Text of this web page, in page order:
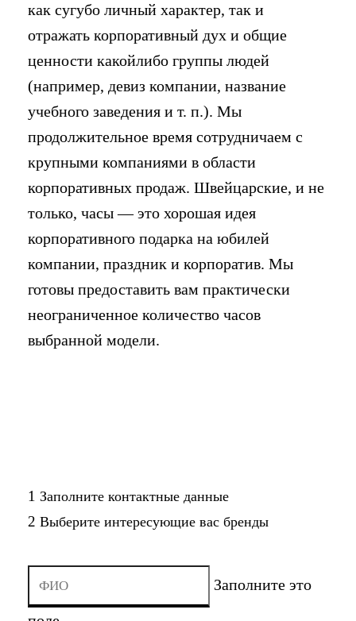
как сугубо личный характер, так и
отражать корпоративный дух и общие
ценности какойлибо группы людей
(например, девиз компании, название
учебного заведения и т. п.). Мы
продолжительное время сотрудничаем с
крупными компаниями в области
корпоративных продаж. Швейцарские, и не
только, часы — это хорошая идея
корпоративного подарка на юбилей
компании, праздник и корпоратив. Мы
готовы предоставить вам практически
неограниченное количество часов
выбранной модели.
1 Заполните контактные данные
2 Выберите интересующие вас бренды
Заполните это